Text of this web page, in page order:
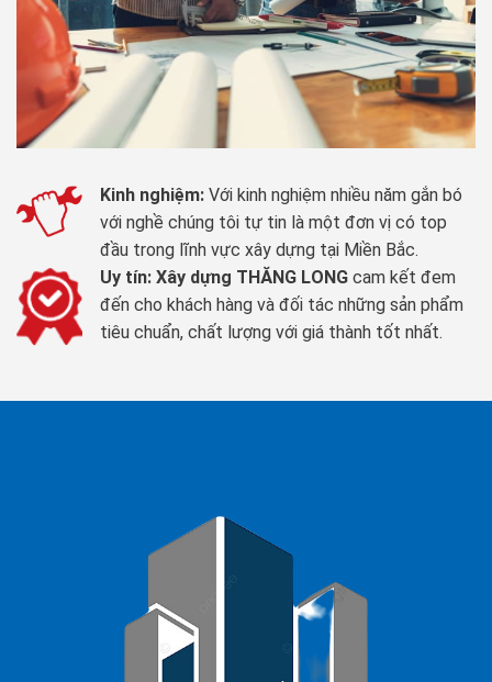
Kinh nghiệm: Với kinh nghiệm nhiều năm gắn bó
với nghề chúng tôi tự tin là một đơn vị có top
đầu trong lĩnh vực xây dựng tại Miền Bắc.
Uy tín: Xây dựng THĂNG LONG cam kết đem
đến cho khách hàng và đối tác những sản phẩm
tiêu chuẩn, chất lượng với giá thành tốt nhất.